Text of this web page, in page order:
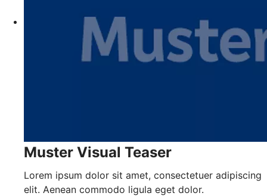
Muster Visual Teaser
Lorem ipsum dolor sit amet, consectetuer adipiscing
elit. Aenean commodo ligula eget dolor.